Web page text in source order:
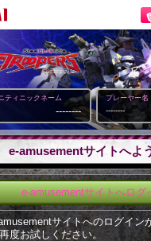
ティニックネーム
--------
プレーヤー名
--------
e-amusementサイトへよ
e-amusementサイトへログ
サイトへのログイン
度お試しください。